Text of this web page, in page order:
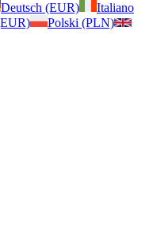
Deutsch (EUR)
Italiano
Polski (PLN)